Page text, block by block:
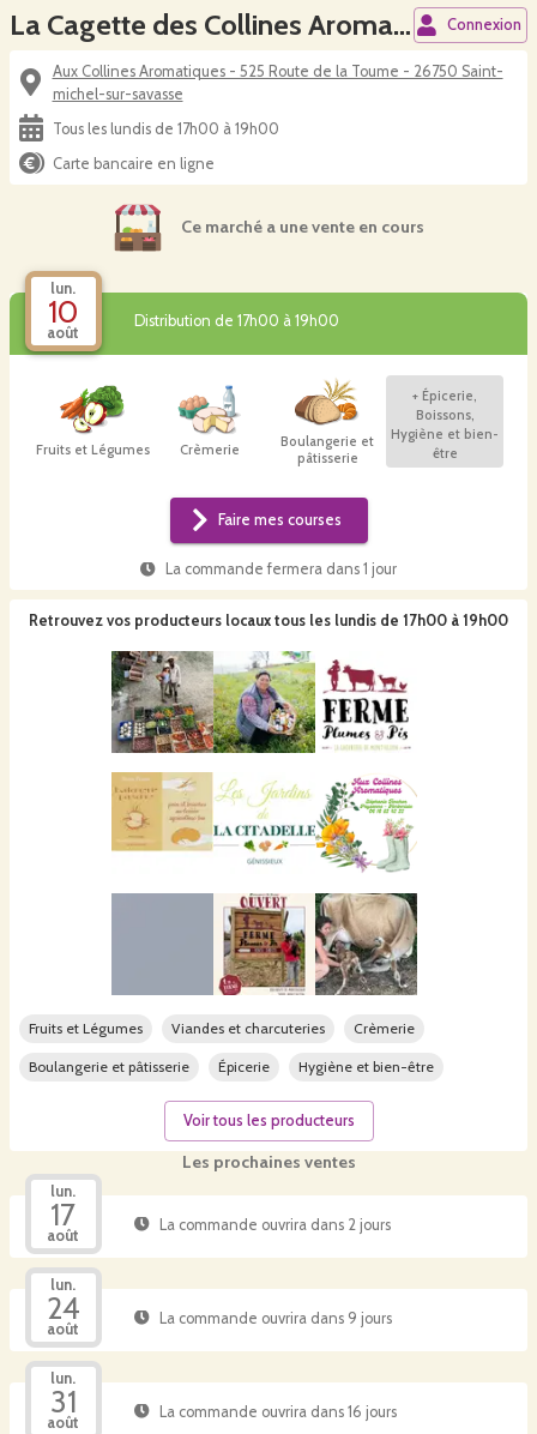
La Cagette des Collines Aromatiques Connexion
Aux Collines Aromatiques - 525 Route de la Toume - 26750 Saint-
michel-sur-savasse
Tous les lundis de 17h00 à 19h00
Carte bancaire en ligne
Ce marché a une vente en cours
lun.
10
août
Distribution de 17h00 à 19h00
Fruits et Légumes Crèmerie
Boulangerie et
pâtisserie
+ Épicerie,
Boissons,
Hygiène et bien-
être
Faire mes courses
La commande fermera dans 1 jour
Les prochaines ventes
lun.
17
août
La commande ouvrira dans 2 jours
lun.
24
août
La commande ouvrira dans 9 jours
lun.
31
août
La commande ouvrira dans 16 jours
Retrouvez vos producteurs locaux tous les lundis de 17h00 à 19h00
Fruits et Légumes Viandes et charcuteries Crèmerie
Boulangerie et pâtisserie Épicerie Hygiène et bien-être
Voir tous les producteurs